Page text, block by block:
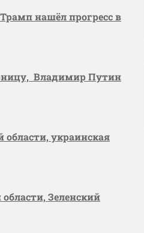
нашёл прогресс в
Владимир Путин
области, украинская
Зеленский